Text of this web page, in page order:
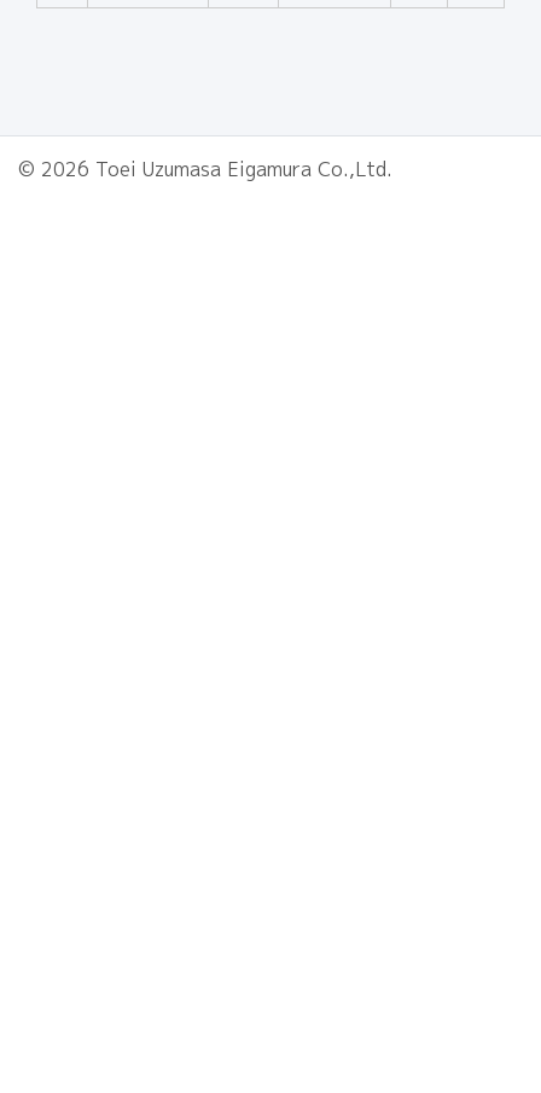
© 2026 Toei Uzumasa Eigamura Co.,Ltd.